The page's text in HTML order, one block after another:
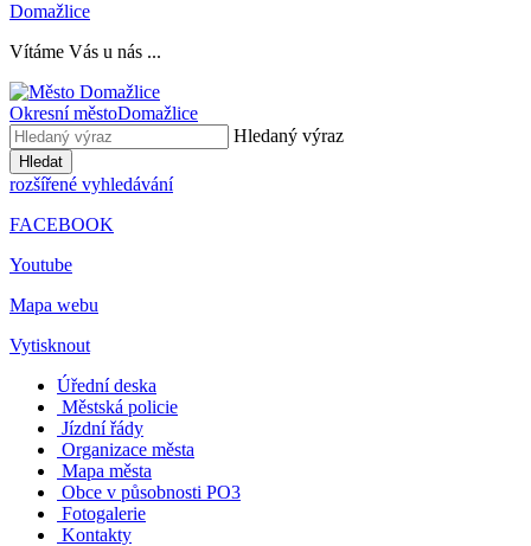
Domažlice
Vítáme Vás u nás ...
Okresní městoDomažlice
Hledaný výraz
Hledat
rozšířené vyhledávání
FACEBOOK
Youtube
Mapa webu
Vytisknout
Úřední deska
Městská policie
Jízdní řády
Organizace města
Mapa města
Obce v působnosti PO3
Fotogalerie
Kontakty